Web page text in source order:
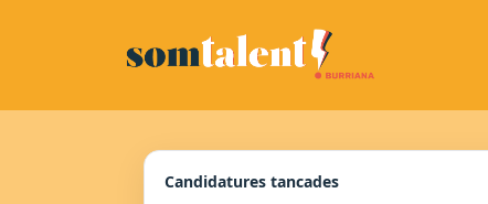
Candidatures tancades